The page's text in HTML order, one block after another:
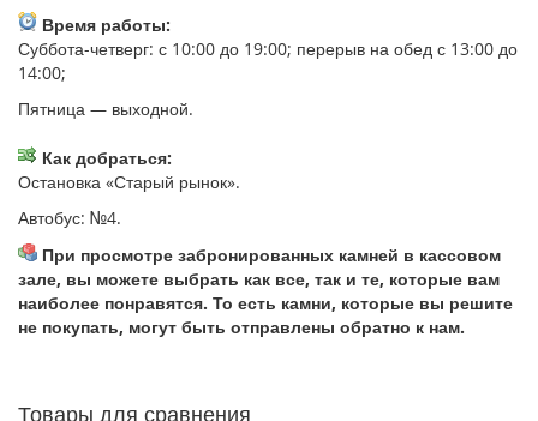
Время работы:
Суббота-четверг: с 10:00 до 19:00; перерыв на обед с 13:00 до
14:00;
Пятница — выходной.
Как добраться:
Остановка «Старый рынок».
Автобус: №4.
При просмотре забронированных камней в кассовом
зале, вы можете выбрать как все, так и те, которые вам
наиболее понравятся. То есть камни, которые вы решите
не покупать, могут быть отправлены обратно к нам.
Товары для сравнения